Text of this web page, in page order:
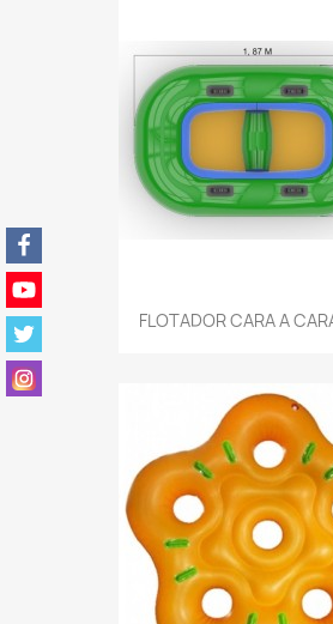
FLOTADOR CARA A